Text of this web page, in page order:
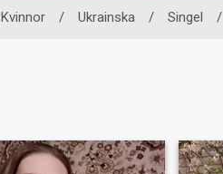
Kvinnor / Ukrainska / Singel /